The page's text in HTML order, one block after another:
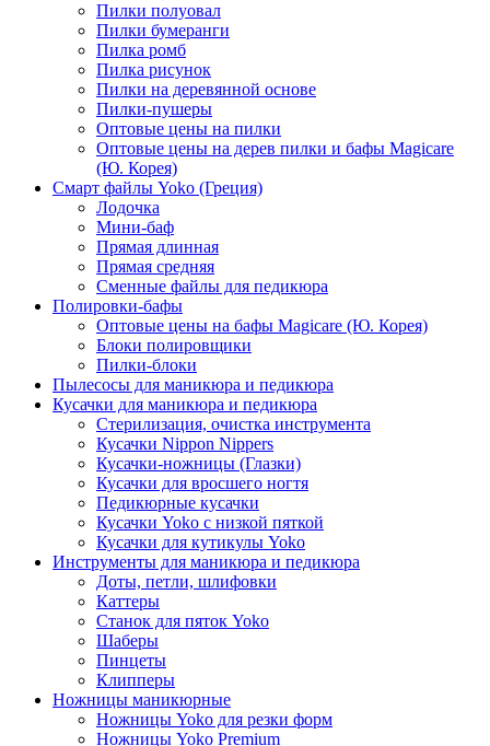
Пилки полуовал
Пилки бумеранги
Пилка ромб
Пилка рисунок
Пилки на деревянной основе
Пилки-пушеры
Оптовые цены на пилки
Оптовые цены на дерев пилки и бафы Magicare
(Ю. Корея)
Смарт файлы Yoko (Греция)
Лодочка
Мини-баф
Прямая длинная
Прямая средняя
Сменные файлы для педикюра
Полировки-бафы
Оптовые цены на бафы Magicare (Ю. Корея)
Блоки полировщики
Пилки-блоки
Пылесосы для маникюра и педикюра
Кусачки для маникюра и педикюра
Стерилизация, очистка инструмента
Кусачки Nippon Nippers
Кусачки-ножницы (Глазки)
Кусачки для вросшего ногтя
Педикюрные кусачки
Кусачки Yoko с низкой пяткой
Кусачки для кутикулы Yoko
Инструменты для маникюра и педикюра
Доты, петли, шлифовки
Каттеры
Станок для пяток Yoko
Шаберы
Пинцеты
Клипперы
Ножницы маникюрные
Ножницы Yoko для резки форм
Ножницы Yoko Premium